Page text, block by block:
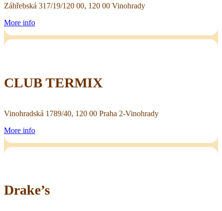
Záhřebská 317/19/120 00, 120 00 Vinohrady
More info
CLUB TERMIX
Vinohradská 1789/40, 120 00 Praha 2-Vinohrady
More info
Drake’s